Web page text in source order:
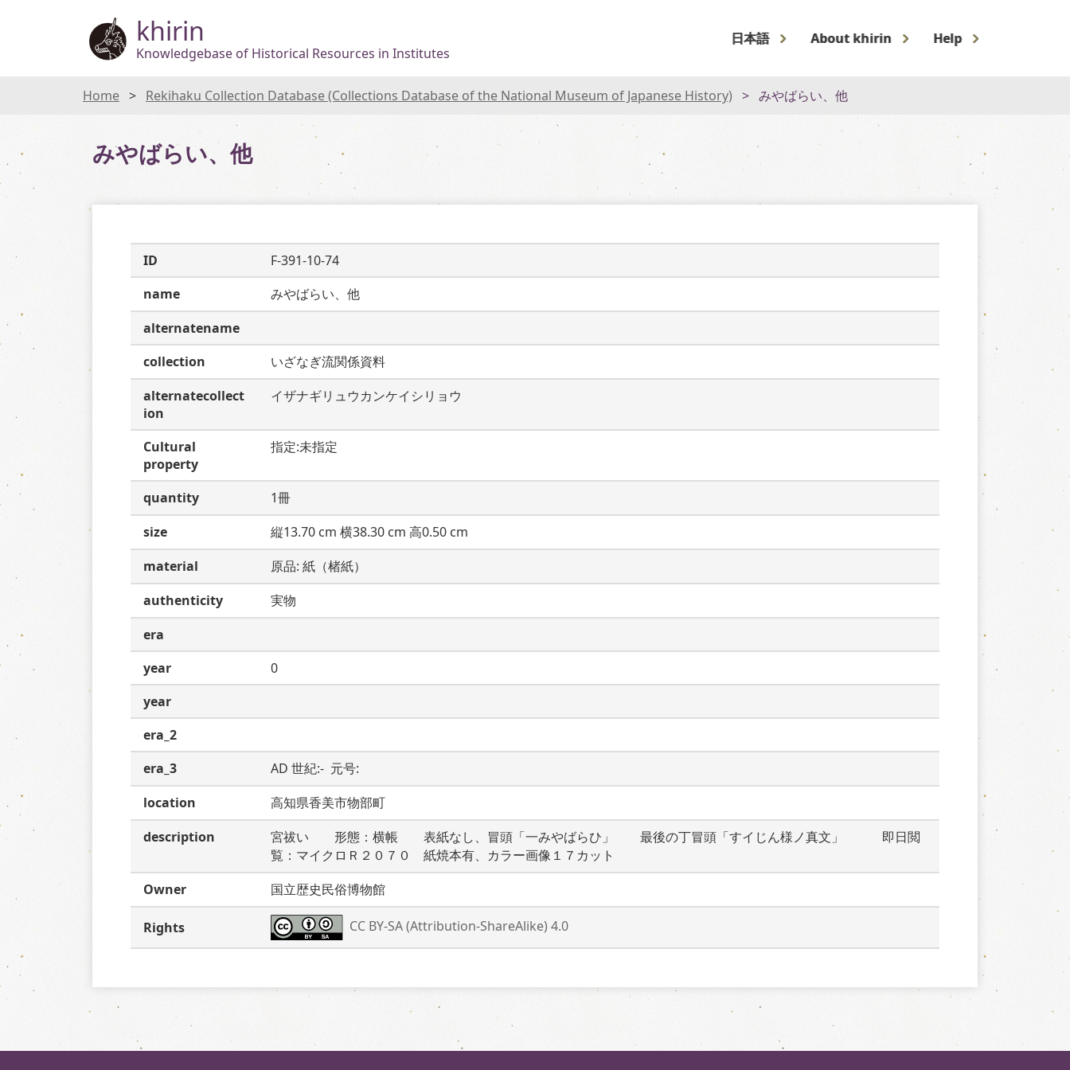
khirin
Knowledgebase of Historical Resources in Institutes
日本語 About khirin Help
Home Rekihaku Collection Database (Collections Database of the National Museum of Japanese History) みやばらい、他
みやばらい、他
ID
F-391-10-74
name
みやばらい、他
alternatename
collection
いざなぎ流関係資料
alternatecollect
ion
イザナギリュウカンケイシリョウ
Cultural
property
指定:未指定
quantity
1冊
size
縦13.70 cm 横38.30 cm 高0.50 cm
material
原品: 紙（楮紙）
authenticity
実物
era
year
0
year
era_2
era_3
AD 世紀:-  元号:
location
高知県香美市物部町
description
宮祓い　　形態：横帳　　表紙なし、冒頭「一みやばらひ」　　最後の丁冒頭「すイじん様ノ真文」　　　即日閲
覧：マイクロＲ２０７０　紙焼本有、カラー画像１７カット
Owner
国立歴史民俗博物館
Rights CC BY-SA (Attribution-ShareAlike) 4.0